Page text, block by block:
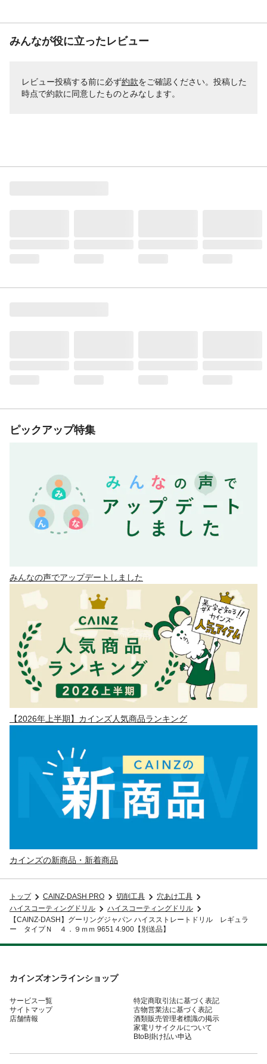
みんなが役に立ったレビュー
レビュー投稿する前に必ず約款をご確認ください。投稿した
時点で約款に同意したものとみなします。
ピックアップ特集
みんなの声でアップデートしました
【2026年上半期】カインズ人気商品ランキング
カインズの新商品・新着商品
トップ CAINZ-DASH PRO 切削工具
穴あけ工具
ハイスコーティングドリル
ハイスコーティングドリル
【CAINZ-DASH】グーリングジャパン ハイスストレートドリル レギュラ
ー タイプＮ ４．９ｍｍ 9651 4.900【別送品】
カインズオンラインショップ
サービス一覧
サイトマップ
店舗情報
特定商取引法に基づく表記
古物営業法に基づく表記
酒類販売管理者標識の掲示
家電リサイクルについて
BtoB掛け払い申込